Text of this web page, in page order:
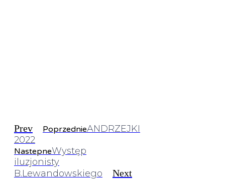
Prev PoprzednieANDRZEJKI
2022
NastepneWystęp
iluzjonisty
B.Lewandowskiego
Next